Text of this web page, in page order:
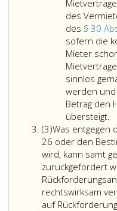
b
des
des § 30
sofern die
Mieter
sinnlos
werden
Betrag den
übersteigt.
(3)Absatz
3
Was entgegen
26 oder den
wird, kann samt
zurückgefordert
rechtswirksam
auf